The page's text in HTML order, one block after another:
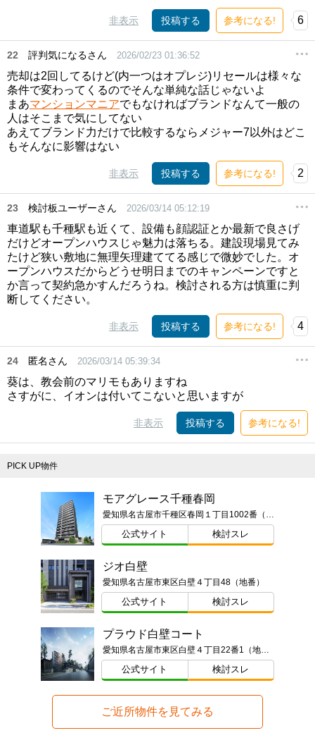
非表示 投稿する 参考になる! 6
22 評判気になるさん 2026/02/23 01:36:52
売却は2回してるけど(内一つはオプレジ)リセールは様々な
条件で変わってくるのでそんな単純な話じゃないよ
まあマンションマニアでもなければブランドなんて一般の
人はそこまで気にしてない
あえてブランド力だけで比較するならメジャー7以外はどこ
もそんなに影響はない
非表示 投稿する 参考になる! 2
23 検討板ユーザーさん 2026/03/14 05:12:19
車道駅も千種駅も近くて、設備も顔認証とか最新で良さげ
だけどオープンハウスじゃ魅力は落ちる。建設現場見てみ
たけど狭い敷地に無理矢理建ててる感じで微妙でした。オ
ープンハウスだからどうせ明日までのキャンペーンですと
か言って契約急かすんだろうね。検討される方は慎重に判
断してください。
非表示 投稿する 参考になる! 4
24 匿名さん 2026/03/14 05:39:34
葵は、教会前のマリモもありますね
さすがに、イオンは付いてこないと思いますが
非表示 投稿する 参考になる!
PICK UP物件
モアグレース千種春岡
愛知県名古屋市千種区春岡１丁目1002番（地番）
公式サイト 検討スレ
ジオ白壁
愛知県名古屋市東区白壁４丁目48（地番）
公式サイト 検討スレ
プラウド白壁コート
愛知県名古屋市東区白壁４丁目22番1（地番）
公式サイト 検討スレ
ご近所物件を見てみる